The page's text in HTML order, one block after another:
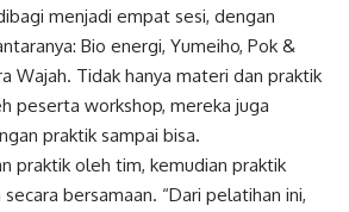
menjadi empat sesi, dengan
Bio energi, Yumeiho, Pok &
Wajah. Tidak hanya materi dan praktik
peserta workshop, mereka juga
praktik sampai bisa.
praktik oleh tim, kemudian praktik
bersamaan. “Dari pelatihan ini,